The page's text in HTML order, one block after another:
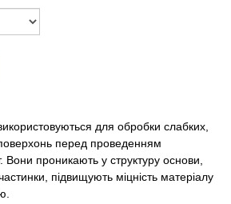
для обробки слабких,
перед проведенням
Вони проникають у структуру основи,
підвищують міцність матеріалу